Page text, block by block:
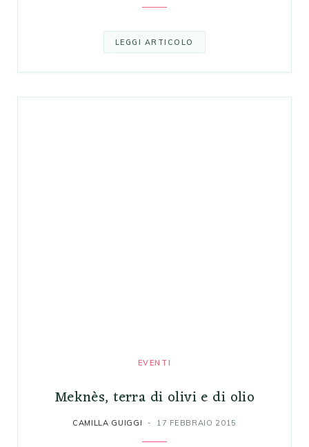
LEGGI ARTICOLO
EVENTI
Meknès, terra di olivi e di olio
CAMILLA GUIGGI 17 FEBBRAIO 2015